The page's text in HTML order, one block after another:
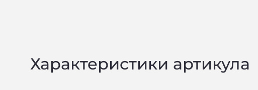
Характеристики артикула